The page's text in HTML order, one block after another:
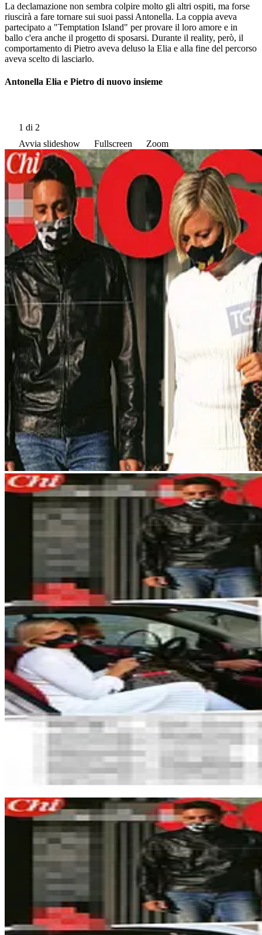
La declamazione non sembra colpire molto gli altri ospiti, ma forse
riuscirà a fare tornare sui suoi passi Antonella. La coppia aveva
partecipato a "Temptation Island" per provare il loro amore e in
ballo c'era anche il progetto di sposarsi. Durante il reality, però, il
comportamento di Pietro aveva deluso la Elia e alla fine del percorso
aveva scelto di lasciarlo.
Antonella Elia e Pietro di nuovo insieme
1 di 2
Avvia slideshow
Fullscreen Zoom